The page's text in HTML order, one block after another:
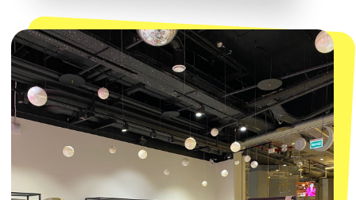
ИП Проворный Алексей Алексеевич
ИНН 667114098580
Telegram
WhatsApp
8 800 550-06-92
macrocosm_store@mail.ru
КОНТАКТЫ
Пользовательское соглашение
Политика обработки персональных
данных